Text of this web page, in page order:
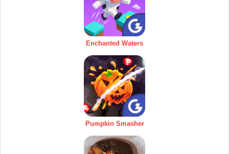
Enchanted Waters
Pumpkin Smasher